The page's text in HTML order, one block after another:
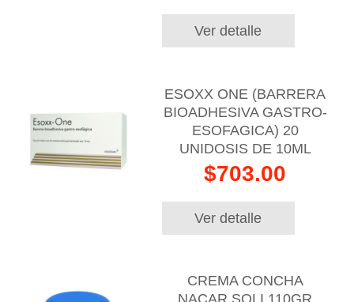
Ver detalle
ESOXX ONE (BARRERA
BIOADHESIVA GASTRO-
ESOFAGICA) 20
UNIDOSIS DE 10ML
$703.00
Ver detalle
CREMA CONCHA